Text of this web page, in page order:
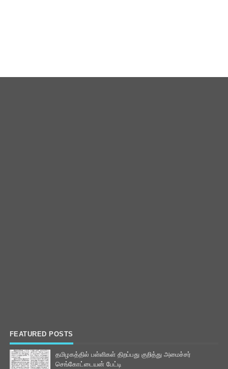
FEATURED POSTS
தமிழகத்தில் பள்ளிகள் திறப்பது குறித்து அமைச்சர்
செங்கோட்டையன் பேட்டி